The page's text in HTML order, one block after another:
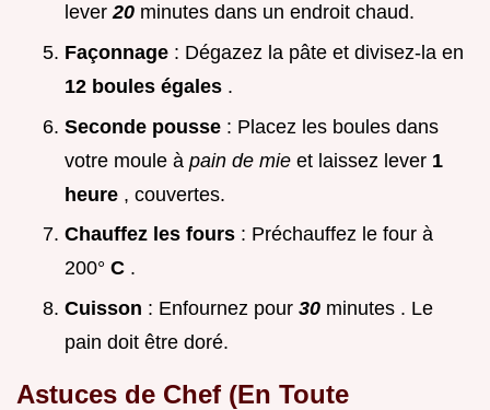
lever20 minutes dans un endroit chaud.
Façonnage : Dégazez la pâte et divisez-la en
12 boules égales .
Seconde pousse : Placez les boules dans
votre moule à pain de mie et laissez lever 1
heure , couvertes.
Chauffez les fours : Préchauffez le four à
200° C .
Cuisson : Enfournez pour 30 minutes . Le
pain doit être doré.
Astuces de Chef (En Toute